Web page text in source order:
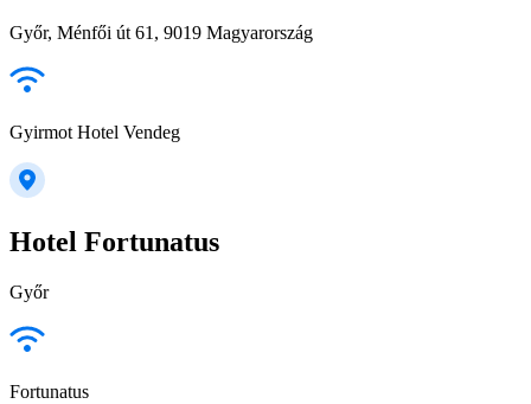
Győr, Ménfői út 61, 9019 Magyarország
Gyirmot Hotel Vendeg
Hotel Fortunatus
Győr
Fortunatus